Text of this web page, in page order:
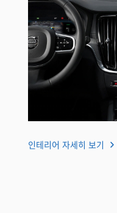
인테리어 자세히 보기